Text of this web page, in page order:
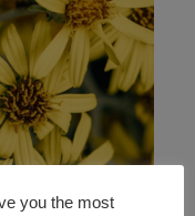
you the most